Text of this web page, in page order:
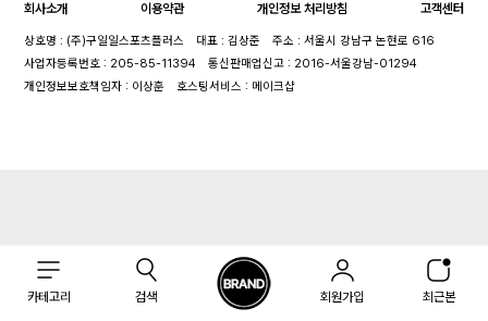
카테고리 검색 회원가입 최근본
회사소개 이용약관 개인정보 처리방침 고객센터
상호명 : (주)구일일스포츠플러스 대표 : 김상준
주소 : 서울시 강남구 논현로 616
사업자등록번호 : 205-85-11394
통신판매업신고 : 2016-서울강남-01294
개인정보보호책임자 : 이상훈
호스팅서비스 : 메이크샵